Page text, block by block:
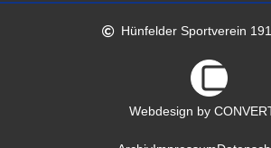
Hünfelder Sportverein
Webdesign by